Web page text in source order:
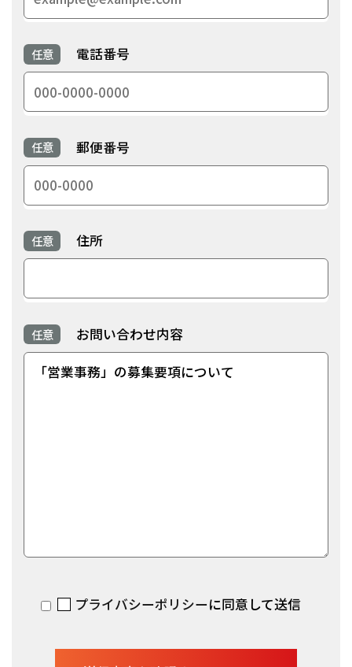
任意 電話番号
任意 郵便番号
任意 住所
任意 お問い合わせ内容
プライバシーポリシーに同意して送信